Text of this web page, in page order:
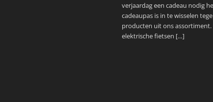
verjaardag een cadeau nodig
cadeaupas is in te wisselen
producten uit ons assortiment.
elektrische fietsen […]